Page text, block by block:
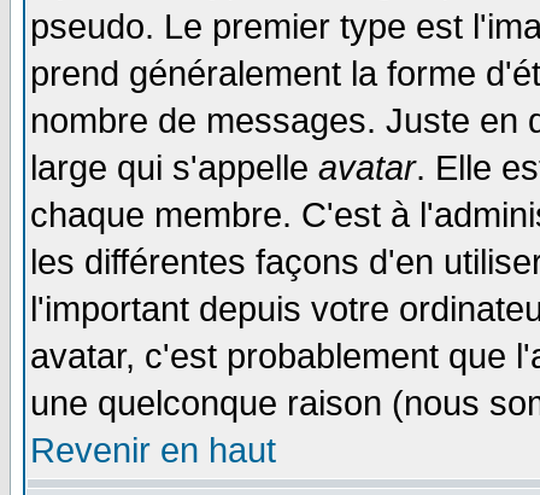
pseudo. Le premier type est
prend généralement la forme
nombre de messages. Juste en
large qui s'appelle avatar. Elle
chaque membre. C'est à
les différentes façons d'en
l'important depuis votre
avatar, c'est probablement que
une quelconque raison (nous
Revenir en haut